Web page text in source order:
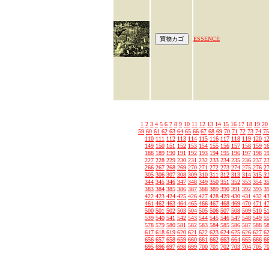
ESSENCE
1 2 3 4 5 6 7 8 9 10 11 12 13 14 15 16 17 18 19 20
59 60 61 62 63 64 65 66 67 68 69 70 71 72 73 74 75
110 111 112 113 114 115 116 117 118 119 120
149 150 151 152 153 154 155 156 157 158 159
188 189 190 191 192 193 194 195 196 197 198
227 228 229 230 231 232 233 234 235 236 237
266 267 268 269 270 271 272 273 274 275 276
305 306 307 308 309 310 311 312 313 314 315
344 345 346 347 348 349 350 351 352 353 354
383 384 385 386 387 388 389 390 391 392 393
422 423 424 425 426 427 428 429 430 431 432
461 462 463 464 465 466 467 468 469 470 471
500 501 502 503 504 505 506 507 508 509 510
539 540 541 542 543 544 545 546 547 548 549
578 579 580 581 582 583 584 585 586 587 588
617 618 619 620 621 622 623 624 625 626 627
656 657 658 659 660 661 662 663 664 665 666
695 696 697 698 699 700 701 702 703 704 705